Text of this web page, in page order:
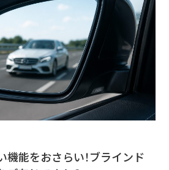
機能をおさらい！ブラインド